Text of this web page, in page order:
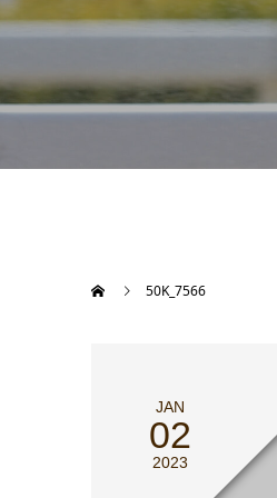
50K_7566
JAN
02
2023